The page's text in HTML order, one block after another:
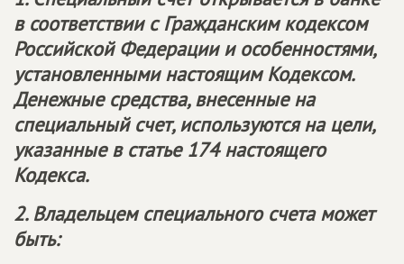
в соответствии с Гражданским кодексом
Российской Федерации и особенностями,
установленными настоящим Кодексом.
Денежные средства, внесенные на
специальный счет, используются на цели,
указанные в статье 174 настоящего
Кодекса.
2. Владельцем специального счета может
быть: